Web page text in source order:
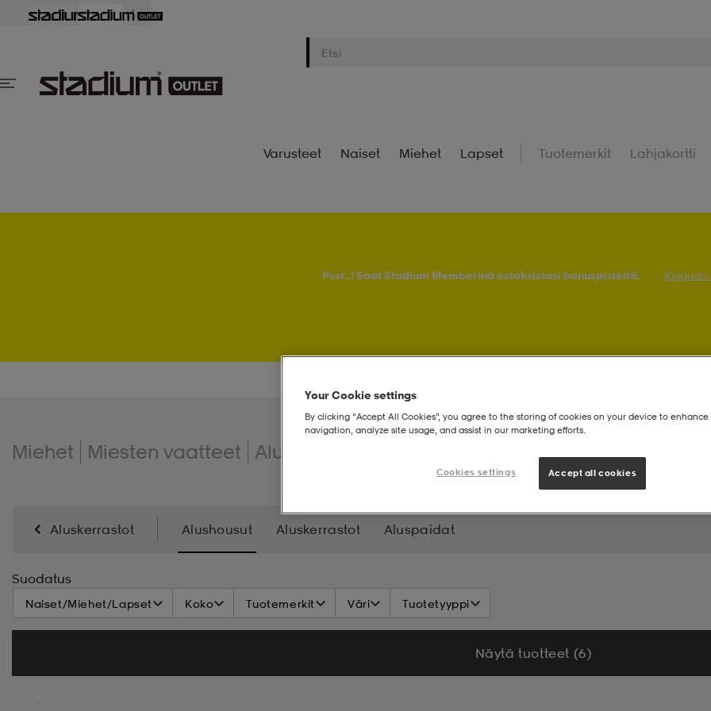
Varusteet Naiset Miehet Lapset Tuotemerkit Lahjakortti
Psst..! Saat Stadium Memberinä ostoksistasi bonuspisteitä. Kirjaudu
Miehet Miesten vaatteet Aluskerrastot
Aluskerrastot Alushousut Aluskerrastot Aluspaidat
Suodatus
Naiset/Miehet/Lapset Koko Tuotemerkit Väri Tuotetyyppi
Näytä tuotteet (6)
Your Cookie settings
By clicking “Accept All Cookies”, you agree to the storing of cookies on your device to enhance
navigation, analyze site usage, and assist in our marketing efforts.
Cookies settings Accept all cookies